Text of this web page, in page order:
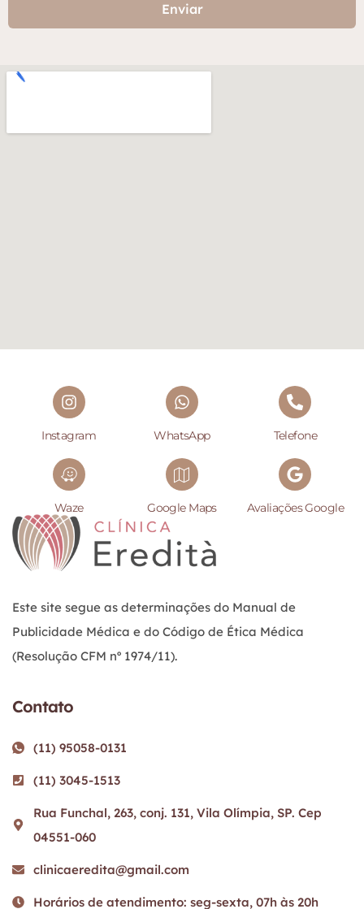
Enviar
Instagram WhatsApp Telefone
Waze Google Maps Avaliações Google
Este site segue as determinações do Manual de
Publicidade Médica e do Código de Ética Médica
(Resolução CFM nº 1974/11).
Contato
(11) 95058-0131
(11) 3045-1513
Rua Funchal, 263, conj. 131, Vila Olímpia, SP. Cep
04551-060
clinicaeredita@gmail.com
Horários de atendimento: seg-sexta, 07h às 20h